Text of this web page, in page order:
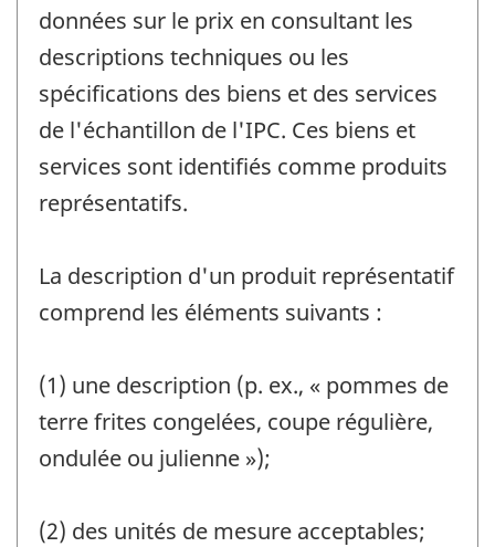
données sur le prix en consultant les
descriptions techniques ou les
spécifications des biens et des services
de l'échantillon de l'IPC. Ces biens et
services sont identifiés comme produits
représentatifs.
La description d'un produit représentatif
comprend les éléments suivants :
(1) une description (p. ex., « pommes de
terre frites congelées, coupe régulière,
ondulée ou julienne »);
(2) des unités de mesure acceptables;